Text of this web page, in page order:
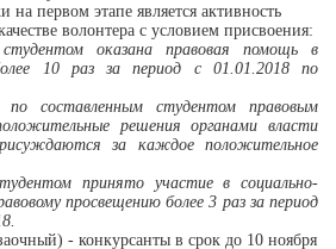
на первом этапе является активность
волонтера с условием присвоения:
оказана правовая помощь в
10 раз за период с 01.01.2018 по
составленным студентом правовым
решения органами власти
за каждое положительное
принято участие в социально-
просвещениюболее 3 раз за период
- конкурсанты в срок до 10 ноября